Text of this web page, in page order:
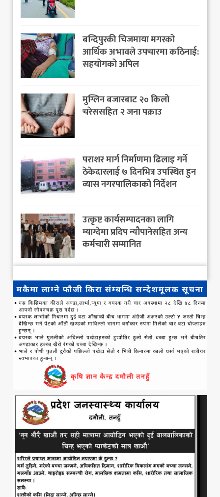
बन्दिपुरकी चिजमाया मगरको
आर्थिक अभावले उपचारमा कठिनाई:
सहयोगको अपिल
मुग्लिन बजारबाट २० किलो
चरेससहित २ जना पक्राउ
पराशर मार्ग निर्माणमा ढिलाइ गर्ने
ठेकेदारलाई ७ दिनभित्र उपस्थित हुन
व्यास नगरपालिकाको निर्देशन
उत्कृष्ट कार्यसम्पादनका लागि
म्याग्देमा प्रदिप न्यौपानेसहित अन्य
कर्मचारी सम्मानित